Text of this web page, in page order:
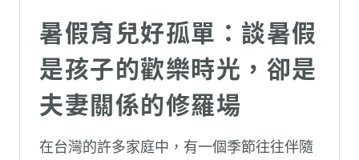
暑假育兒好孤單：談暑假
是孩子的歡樂時光，卻是
夫妻關係的修羅場
在台灣的許多家庭中，有一個季節往往伴隨